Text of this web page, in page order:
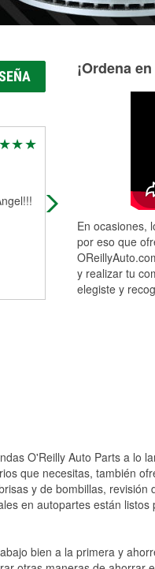
We had car
they could put
the c foam in for
Read More
¡Ordena
En ocasiones,
por eso que
y realizar tu
elegiste y
O'Reilly Auto Parts a lo
que necesitas, también
y de bombillas, revisión
en autopartes están listos
bien a la primera y